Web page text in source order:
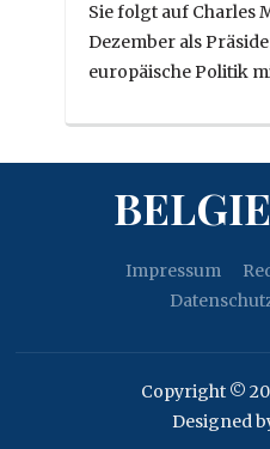
Sie folgt auf Charles
Dezember als
europäische Politik
Impressum
Copyright ©
Designed